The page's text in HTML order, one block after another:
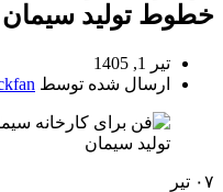
خطوط تولید سیمان
تیر 1, 1405
ارسال شده توسط
۰۷ تیر